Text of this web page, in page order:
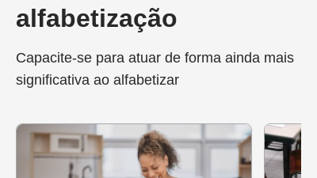
alfabetização
Capacite-se para atuar de forma ainda mais
significativa ao alfabetizar